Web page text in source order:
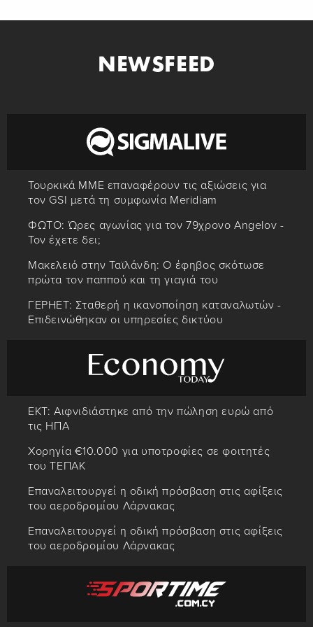
NEWSFEED
Τουρκικά ΜΜΕ επαναφέρουν τις αξιώσεις για
τον GSI μετά τη συμφωνία Meridiam
ΦΩΤΟ: Ώρες αγωνίας για τον 79χρονο Angelov -
Τον έχετε δει;
Μακελειό στην Ταϊλάνδη: Ο έφηβος σκότωσε
πρώτα τον παππού και τη γιαγιά του
ΓΕΡΗΕΤ: Σταθερή η ικανοποίηση καταναλωτών -
Επιδεινώθηκαν οι υπηρεσίες δικτύου
ΕΚΤ: Αιφνιδιάστηκε από την πώληση ευρώ από
τις ΗΠΑ
Χορηγία €10.000 για υποτροφίες σε φοιτητές
του ΤΕΠΑΚ
Επαναλειτουργεί η οδική πρόσβαση στις αφίξεις
του αεροδρομίου Λάρνακας
Επαναλειτουργεί η οδική πρόσβαση στις αφίξεις
του αεροδρομίου Λάρνακας